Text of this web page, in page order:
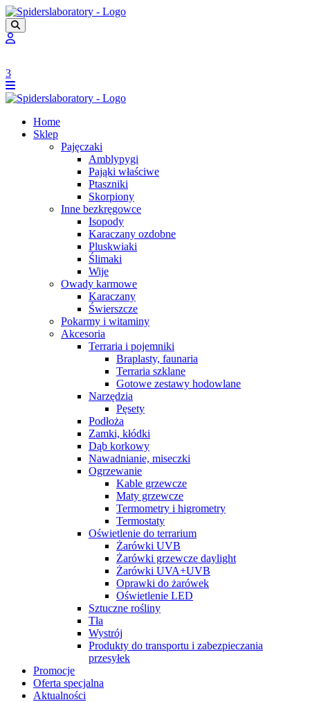
3
Home
Sklep
Pajęczaki
Amblypygi
Pająki właściwe
Ptaszniki
Skorpiony
Inne bezkręgowce
Isopody
Karaczany ozdobne
Pluskwiaki
Ślimaki
Wije
Owady karmowe
Karaczany
Świerszcze
Pokarmy i witaminy
Akcesoria
Terraria i pojemniki
Braplasty, faunaria
Terraria szklane
Gotowe zestawy hodowlane
Narzędzia
Pęsety
Podłoża
Zamki, kłódki
Dąb korkowy
Nawadnianie, miseczki
Ogrzewanie
Kable grzewcze
Maty grzewcze
Termometry i higrometry
Termostaty
Oświetlenie do terrarium
Żarówki UVB
Żarówki grzewcze daylight
Żarówki UVA+UVB
Oprawki do żarówek
Oświetlenie LED
Sztuczne rośliny
Tła
Wystrój
Produkty do transportu i zabezpieczania
przesyłek
Promocje
Oferta specjalna
Aktualności